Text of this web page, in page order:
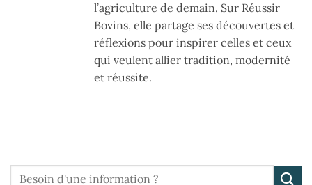
l’agriculture de demain. Sur Réussir
Bovins, elle partage ses découvertes et
réflexions pour inspirer celles et ceux
qui veulent allier tradition, modernité
et réussite.